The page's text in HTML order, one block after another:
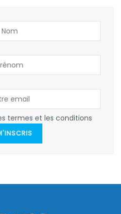
termes et les conditions